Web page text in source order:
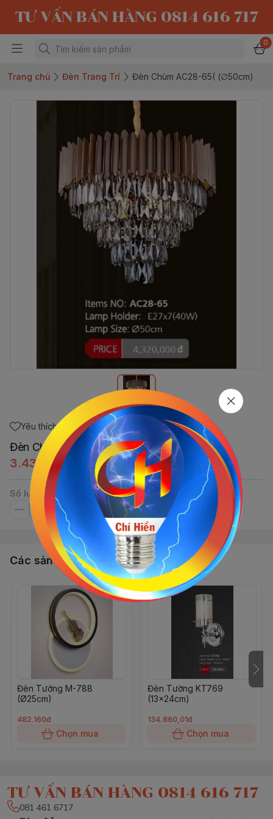
TƯ VẤN BÁN HÀNG 0814 616 717
0
Trang chủ Đèn Trang Trí Đèn Chùm AC28-65( (∅50cm)
Yêu thích
Đèn Chùm AC28-65( (∅50cm)
3.434.400đ
Số lượng
Các sản phẩm, dịch vụ khác
Đèn Tường M-788
(Ø25cm)
482.160đ
Chọn mua
Đèn Tường KT769
(13x24cm)
134.860,01đ
Chọn mua
TƯ VẤN BÁN HÀNG 0814 616 717
081 461 6717